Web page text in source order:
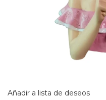
Añadir a lista de deseos